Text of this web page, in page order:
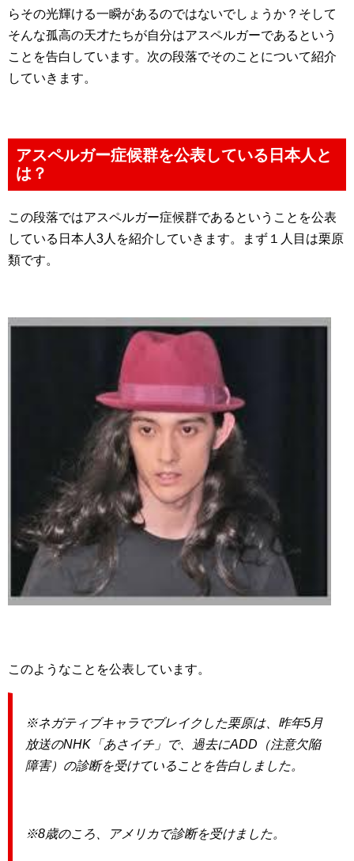
らその光輝ける一瞬があるのではないでしょうか？そして
そんな孤高の天才たちが自分はアスペルガーであるという
ことを告白しています。次の段落でそのことについて紹介
していきます。
アスペルガー症候群を公表している日本人と
は？
この段落ではアスペルガー症候群であるということを公表
している日本人3人を紹介していきます。まず１人目は栗原
類です。
このようなことを公表しています。
※ネガティブキャラでブレイクした栗原は、昨年5月
放送のNHK「あさイチ」で、過去にADD（注意欠陥
障害）の診断を受けていることを告白しました。
※8歳のころ、アメリカで診断を受けました。